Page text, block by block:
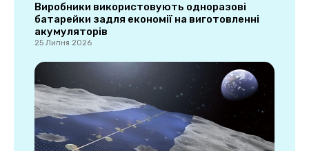
Виробники використовують одноразові
батарейки задля економії на виготовленні
акумуляторів
25 Липня 2026